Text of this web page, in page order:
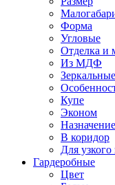
Форма
Угловые
Отделка и
Из МДФ
Зеркальные
Купе
Эконом
Назначение
В коридор
Для узкого
Гардеробные
Цвет